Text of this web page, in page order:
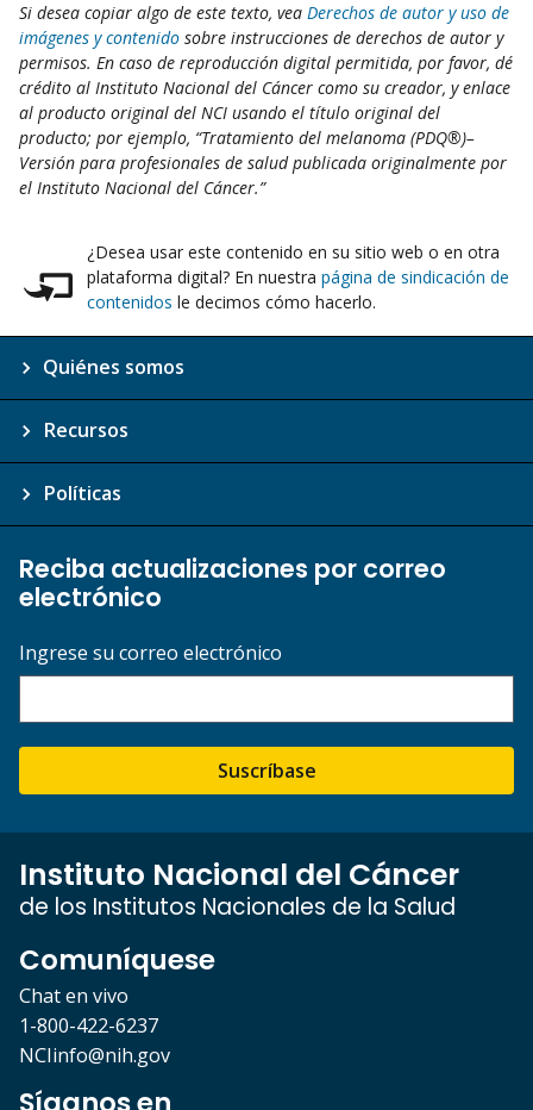
Si desea copiar algo de este texto, vea Derechos de autor y uso de
imágenes y contenido sobre instrucciones de derechos de autor y
permisos. En caso de reproducción digital permitida, por favor, dé
crédito al Instituto Nacional del Cáncer como su creador, y enlace
al producto original del NCI usando el título original del
producto; por ejemplo, “Tratamiento del melanoma (PDQ®)–
Versión para profesionales de salud publicada originalmente por
el Instituto Nacional del Cáncer.”
¿Desea usar este contenido en su sitio web o en otra
plataforma digital? En nuestra página de sindicación de
contenidos le decimos cómo hacerlo.
Quiénes somos
Recursos
Políticas
Reciba actualizaciones por correo
electrónico
Ingrese su correo electrónico
Suscríbase
Instituto Nacional del Cáncer
de los Institutos Nacionales de la Salud
Comuníquese
Chat en vivo
1-800-422-6237
NCIinfo@nih.gov